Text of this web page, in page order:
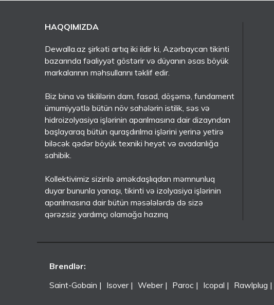
HAQQIMIZDA
Dewalla.az şirkəti artıq iki ildir ki, Azərbaycan tikinti
bazarında fəaliyyət göstərir və düyanın əsas böyük
markalarının məhsullarını təklif edir.
Biz bina və tikililərin dam, fasad, döşəmə, fundament
ümumiyyətlə bütün növ sahələrin istilik, səs və
hidroizolyasiya işlərinin aparılmasına dair dizayndan
başlayaraq bütün quraşdırılma işlərini yerinə yetirə
biləcək qədər böyük texniki heyət və avadanlığa
sahibik.
Kollektivimiz sizinlə əməkdaşlıqdan məmnunluq
duyar bununla yanaşı, tikinti və izolyasiya işlərinin
aparılmasına dair bütün məsələlərdə də sizə
qərəzsiz yardımçı olamağa hazırıq
Brendlər:
Saint-Gobain
Isover Weber Paroc Icopal Rawlplug